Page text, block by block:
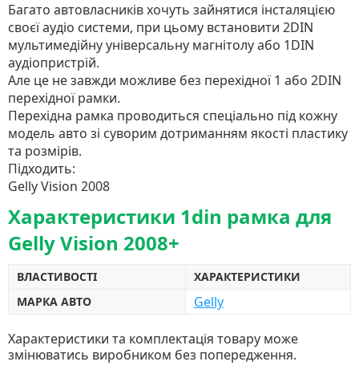
Багато автовласників хочуть зайнятися інсталяцією
своєї аудіо системи, при цьому встановити 2DIN
мультимедійну універсальну магнітолу або 1DIN
аудіопристрій.
Але це не завжди можливе без перехідної 1 або 2DIN
перехідної рамки.
Перехідна рамка проводиться спеціально під кожну
модель авто зі суворим дотриманням якості пластику
та розмірів.
Підходить:
Gelly Vision 2008
Характеристики 1din рамка для
Gelly Vision 2008+
ВЛАСТИВОСТІ
ХАРАКТЕРИСТИКИ
МАРКА АВТО
Gelly
Характеристики та комплектація товару може
змінюватись виробником без попередження.